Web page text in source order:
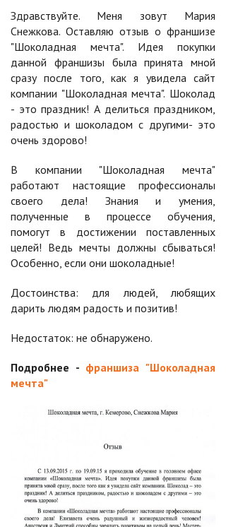
Здравствуйте. Меня зовут Мария
Снежкова. Оставляю отзыв о франшизе
"Шоколадная мечта". Идея покупки
данной франшизы была принята мной
сразу после того, как я увидела сайт
компании "Шоколадная мечта". Шоколад
- это праздник! А делиться праздником,
радостью и шоколадом с другими- это
очень здорово!
В компании "Шоколадная мечта"
работают настоящие профессионалы
своего дела! Знания и умения,
полученные в процессе обучения,
помогут в достижении поставленных
целей! Ведь мечты должны сбываться!
Особенно, если они шоколадные!
Достоинства: для людей, любящих
дарить людям радость и позитив!
Недостаток: не обнаружено.
Подробнее - франшиза "Шоколадная
мечта"